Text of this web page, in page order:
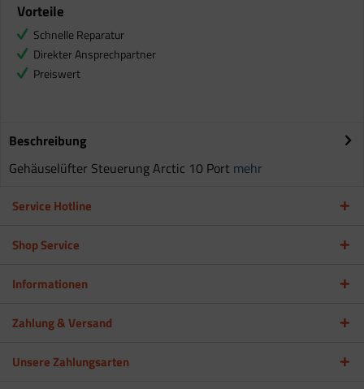
Vorteile
Schnelle Reparatur
Direkter Ansprechpartner
Preiswert
Beschreibung
Gehäuselüfter Steuerung Arctic 10 Port mehr
Service Hotline
Shop Service
Informationen
Zahlung & Versand
Unsere Zahlungsarten